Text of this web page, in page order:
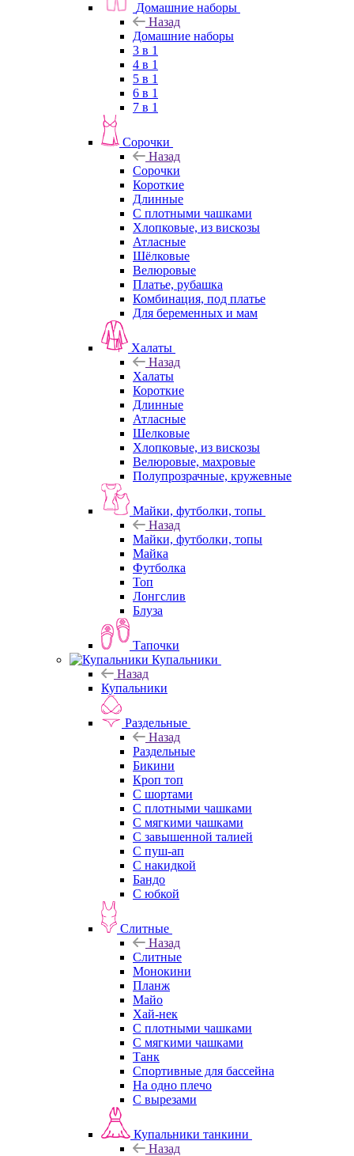
Домашние наборы
Назад
Домашние наборы
3 в 1
4 в 1
5 в 1
6 в 1
7 в 1
Сорочки
Назад
Сорочки
Короткие
Длинные
С плотными чашками
Хлопковые, из вискозы
Атласные
Шёлковые
Велюровые
Платье, рубашка
Комбинация, под платье
Для беременных и мам
Халаты
Назад
Халаты
Короткие
Длинные
Атласные
Шелковые
Хлопковые, из вискозы
Велюровые, махровые
Полупрозрачные, кружевные
Майки, футболки, топы
Назад
Майки, футболки, топы
Майка
Футболка
Топ
Лонгслив
Блуза
Тапочки
Купальники
Назад
Купальники
Раздельные
Назад
Раздельные
Бикини
Кроп топ
С шортами
С плотными чашками
С мягкими чашками
С завышенной талией
С пуш-ап
С накидкой
Бандо
С юбкой
Слитные
Назад
Слитные
Монокини
Планж
Майо
Хай-нек
С плотными чашками
С мягкими чашками
Танк
Спортивные для бассейна
На одно плечо
С вырезами
Купальники танкини
Назад